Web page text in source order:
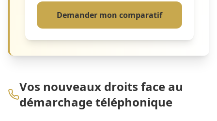
Demander mon comparatif
Vos nouveaux droits face au
démarchage téléphonique